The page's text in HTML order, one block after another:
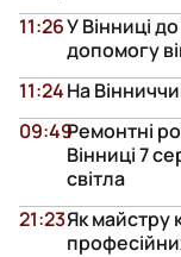
У Вінниці
допомогу
11:26
На
11:24
Ремонтні
Вінниці 7
світла
09:49
Як майстру
21:23